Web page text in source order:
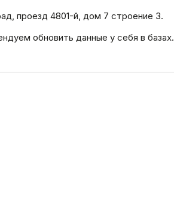
проезд 4801-й, дом 7 строение 3.
обновить данные у себя в базах.